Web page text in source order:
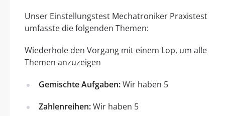
Unser Einstellungstest Mechatroniker Praxistest
umfasste die folgenden Themen:
Wiederhole den Vorgang mit einem Lop, um alle
Themen anzuzeigen
Gemischte Aufgaben:Wir haben 5
Zahlenreihen:Wir haben 5